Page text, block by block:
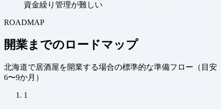
資金繰り管理が難しい
ROADMAP
開業までのロードマップ
北海道で居酒屋を開業する場合の標準的な準備フロー（ 目安
6〜9か月 ）
1